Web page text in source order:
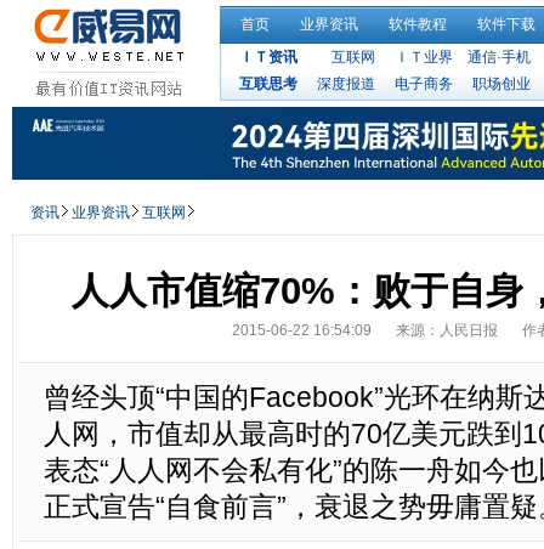
首页 业界资讯 软件教程
软件下载
ＩＴ资讯
互联网 ＩＴ业界
通信·手机
互联思考
深度报道 电子商务 职场创业
资讯 业界资讯 互联网
人人市值缩70%：败于自身
2015-06-22 16:54:09 来源：人民日报 作
曾经头顶“中国的Facebook”光环在纳斯
人网，市值却从最高时的70亿美元跌到
表态“人人网不会私有化”的陈一舟如今
正式宣告“自食前言”，衰退之势毋庸置